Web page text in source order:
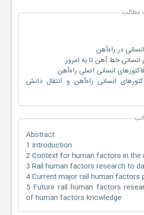
مطالب
انسانی راه‌آهن و انتقال دانش
Abstract
1 Introduction
2 Context for human factors in the
3 Rail human factors research to
4 Current major rail human factors
5 Future rail human factors
of human factors knowledge